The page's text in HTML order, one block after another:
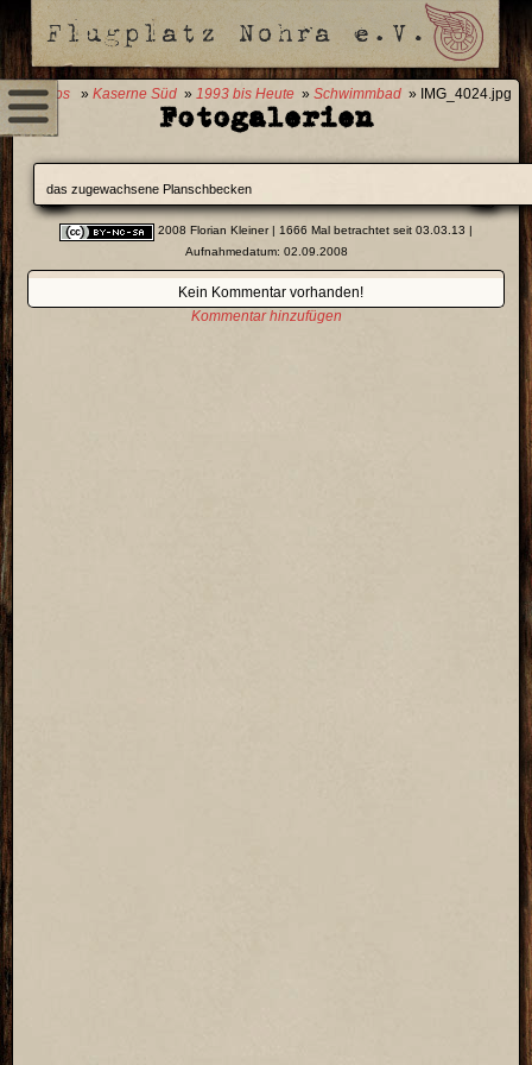
0 Fotos » Kaserne Süd » 1993 bis Heute » Schwimmbad » IMG_4024.jpg
Fotogalerien
das zugewachsene Planschbecken
2008 Florian Kleiner| 1666 Mal betrachtet seit 03.03.13 |
Aufnahmedatum: 02.09.2008
Kein Kommentar vorhanden!
Kommentar hinzufügen